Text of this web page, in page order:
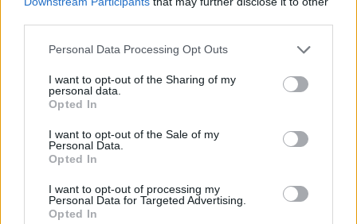
Personal Data Processing Opt Outs
I want to opt-out of the Sharing of my
personal data.
Opted In
I want to opt-out of the Sale of my
Personal Data.
Opted In
I want to opt-out of processing my
Personal Data for Targeted Advertising.
Opted In
V
I
A
V
E N U T
A
A V
E
E N
A
E
U
A
U E
CERCA ALTRE RISPOSTE